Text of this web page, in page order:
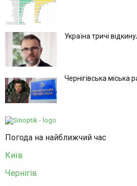
Україна тричі
Чернігівська міська
Погода на найближчий час
Київ
Чернігів